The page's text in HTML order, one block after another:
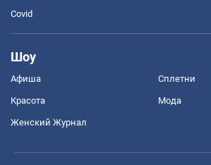
Covid
Шоу
Афиша Сплетни
Красота Мода
Женский Журнал